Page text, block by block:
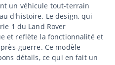
un véhicule tout-terrain
d'histoire. Le design, qui
1 du Land Rover
et reflète la fonctionnalité et
guerre. Ce modèle
détails, ce qui en fait un